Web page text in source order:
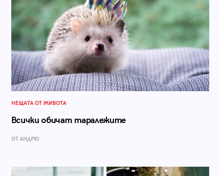
НЕЩАТА ОТ ЖИВОТА
Всички обичат таралежите
ОТ АНДРЮ